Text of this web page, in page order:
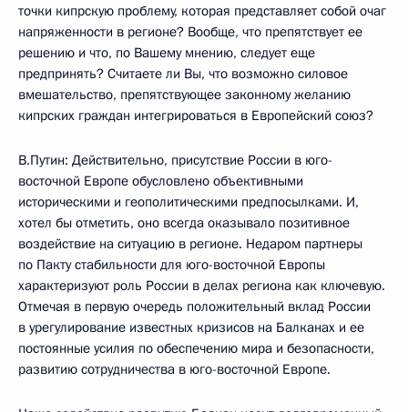
точки кипрскую проблему, которая представляет собой очаг
напряженности в регионе? Вообще, что препятствует ее
решению и что, по Вашему мнению, следует еще
предпринять? Считаете ли Вы, что возможно силовое
вмешательство, препятствующее законному желанию
кипрских граждан интегрироваться в Европейский союз?
В.Путин: Действительно, присутствие России в юго-
восточной Европе обусловлено объективными
историческими и геополитическими предпосылками. И,
хотел бы отметить, оно всегда оказывало позитивное
воздействие на ситуацию в регионе. Недаром партнеры
по Пакту стабильности для юго-восточной Европы
характеризуют роль России в делах региона как ключевую.
Отмечая в первую очередь положительный вклад России
в урегулирование известных кризисов на Балканах и ее
постоянные усилия по обеспечению мира и безопасности,
развитию сотрудничества в юго-восточной Европе.